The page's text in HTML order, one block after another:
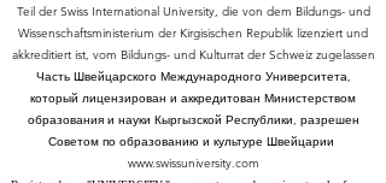
Teil der Swiss International University, die von dem Bildungs- und
Wissenschaftsministerium der Kirgisischen Republik lizenziert und
akkreditiert ist, vom Bildungs- und Kulturrat der Schweiz zugelassen
Часть Швейцарского Международного Университета,
который лицензирован и аккредитован Министерством
образования и науки Кыргызской Республики, разрешен
Советом по образованию и культуре Швейцарии
www.swissuniversity.com